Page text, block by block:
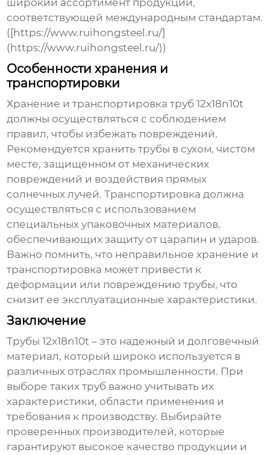
широкий ассортимент продукции,
соответствующей международным стандартам.
([https://www.ruihongsteel.ru/]
(https://www.ruihongsteel.ru/))
Особенности хранения и
транспортировки
Хранение и транспортировка труб12x18n10t
должны осуществляться с соблюдением
правил, чтобы избежать повреждений.
Рекомендуется хранить трубы в сухом, чистом
месте, защищенном от механических
повреждений и воздействия прямых
солнечных лучей. Транспортировка должна
осуществляться с использованием
специальных упаковочных материалов,
обеспечивающих защиту от царапин и ударов.
Важно помнить, что неправильное хранение и
транспортировка может привести к
деформации или повреждению трубы, что
снизит ее эксплуатационные характеристики.
Заключение
Трубы12x18n10t – это надежный и долговечный
материал, который широко используется в
различных отраслях промышленности. При
выборе таких труб важно учитывать их
характеристики, области применения и
требования к производству. Выбирайте
проверенных производителей, которые
гарантируют высокое качество продукции и